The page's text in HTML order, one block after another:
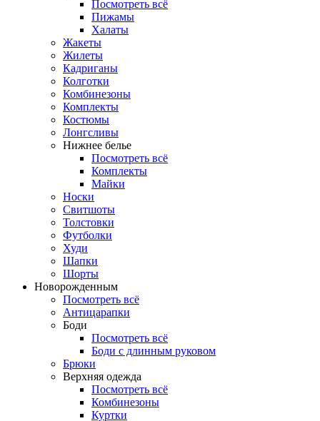
Посмотреть всё
Пижамы
Халаты
Жакеты
Жилеты
Кадриганы
Колготки
Комбинезоны
Комплекты
Костюмы
Лонгсливы
Нижнее белье
Посмотреть всё
Комплекты
Майки
Носки
Свитшоты
Толстовки
Футболки
Худи
Шапки
Шорты
Новорожденным
Посмотреть всё
Антицарапки
Боди
Посмотреть всё
Боди с длинным руковом
Брюки
Верхняя одежда
Посмотреть всё
Комбинезоны
Куртки